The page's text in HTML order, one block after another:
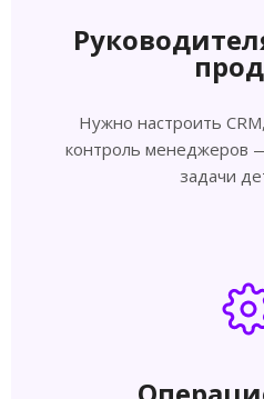
Нужно настроить
контроль менеджеров
задачи